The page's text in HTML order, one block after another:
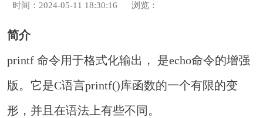
时间：2024-05-11 18:30:16 浏览：
简介
printf 命令用于格式化输出， 是echo命令的增强
版。它是C语言printf()库函数的一个有限的变
形，并且在语法上有些不同。